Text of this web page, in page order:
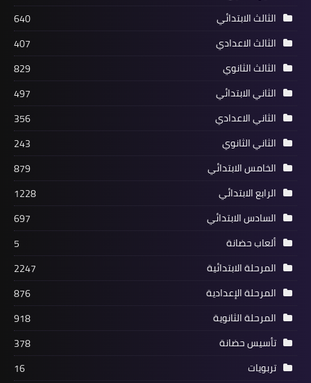
الثالث الابتدائي
640
الثالث الاعدادي
407
الثالث الثانوي
829
الثاني الابتدائي
497
الثاني الاعدادي
356
الثاني الثانوي
243
الخامس الابتدائي
879
الرابع الابتدائي
1228
السادس الابتدائي
697
ألعاب حضانة
5
المرحلة الابتدائية
2247
المرحلة الإعدادية
876
المرحلة الثانوية
918
تأسيس حضانة
378
تربويات
16